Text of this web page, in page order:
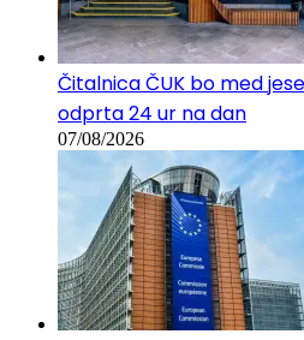
Čitalnica ČUK bo med
odprta 24 ur na dan
07/08/2026